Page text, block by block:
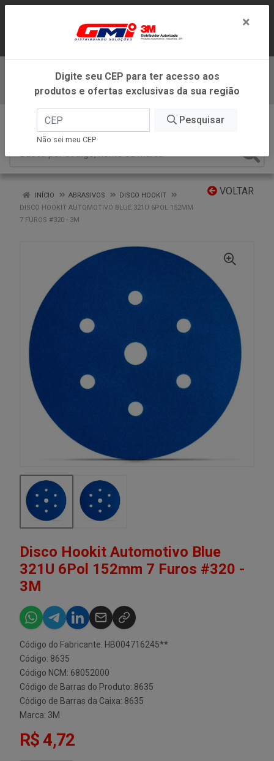
ATENDIMENTO DENTRO DO ESTADO DE
MINAS GERAIS.
Baixe já nosso APP
VOLTAR
INÍCIO ABRASIVOS
DISCO HOOKIT
DISCO HOOKIT AUTOMOTIVO BLUE 321U 6POL 152MM
7 FUROS #320 - 3M
Disco Hookit Automotivo Blue
321U 6Pol 152mm 7 Furos #320 -
3M
Código do Fabricante: HB004716245**
Código: 8635
Código NCM: 68052000
Código de Barras do Produto: 8635
Código de Barras da Caixa: 8635
Marca: 3M
R$ 4,72
×
Digite seu CEP para ter acesso aos
produtos e ofertas exclusivas da sua região
Pesquisar
Não sei meu CEP